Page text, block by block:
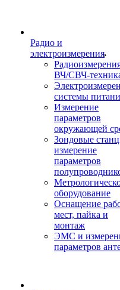
Радио и
электроизмерения
ВЧ/СВЧ-
системы
Измерение
параметров
окружающей
Зондовые
измерение
параметров
оборудование
Оснащение
мест, пайка и
монтаж
ЭМС и
параметров